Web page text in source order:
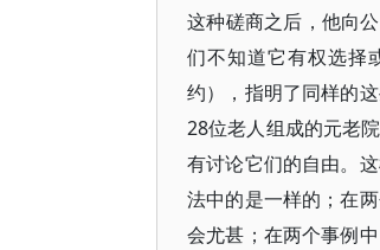
这种磋商之后，他向
们不知道它有权选择
约），指明了同样的
28位老人组成的元老
有讨论它们的自由。
法中的是一样的；在
会尤甚；在两个事例